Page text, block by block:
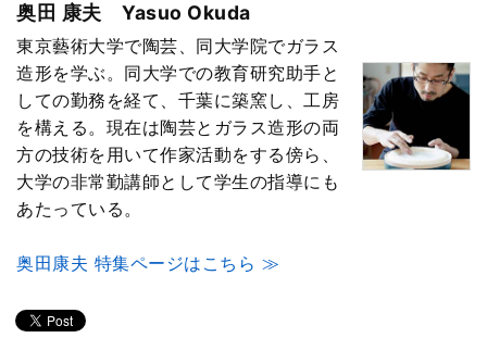
奥田 康夫 Yasuo Okuda
東京藝術大学で陶芸、同大学院でガラス
造形を学ぶ。同大学での教育研究助手と
しての勤務を経て、千葉に築窯し、工房
を構える。現在は陶芸とガラス造形の両
方の技術を用いて作家活動をする傍ら、
大学の非常勤講師として学生の指導にも
あたっている。
奥田康夫 特集ページはこちら ≫